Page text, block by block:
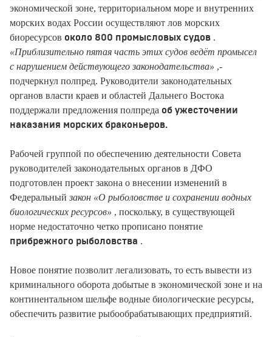
экономической зоне, территориальном море и внутренних
морских водах России осуществляют лов морских
биоресурсов около 800 промысловых судов .
«Приблизительно пятая часть этих судов ведёт промысел
с нарушением действующего законодательства» ,-
подчеркнул полпред. Руководители законодательных
органов власти краев и областей Дальнего Востока
поддержали предложения полпреда об ужесточении
наказания морских браконьеров.
Рабочей группой по обеспечению деятельности Совета
руководителей законодательных органов в ДФО
подготовлен проект закона о внесении изменений в
Федеральный закон «О рыболовстве и сохранении водных
биологических ресурсов» , поскольку, в существующей
норме недостаточно четко прописано понятие
прибрежного рыболовства .
Новое понятие позволит легализовать, то есть вывести из
криминального оборота добытые в экономической зоне и на
континентальном шельфе водные биологические ресурсы,
обеспечить развитие рыбообрабатывающих предприятий.